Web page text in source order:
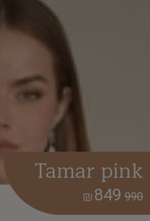
Tamar pink
990
849
₪